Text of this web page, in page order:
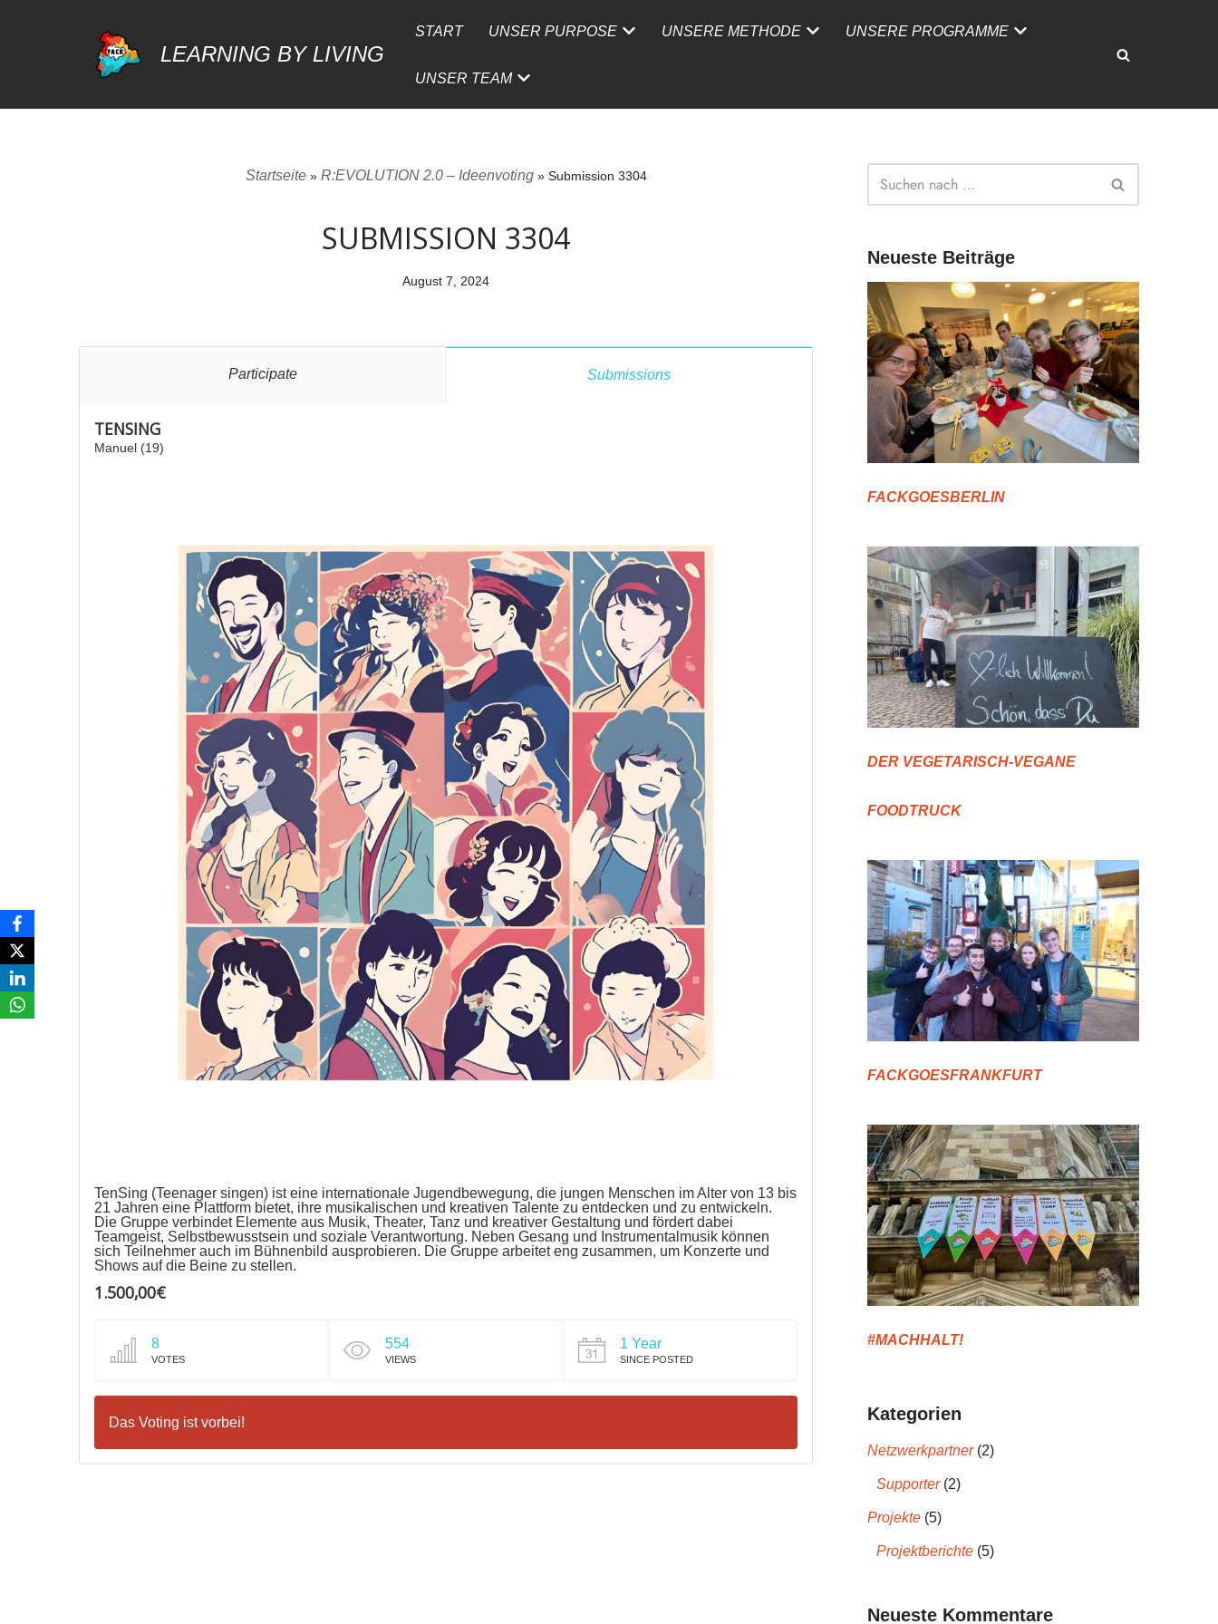
LEARNING BY LIVING
START UNSER PURPOSE UNSERE METHODE UNSERE PROGRAMME
UNSER TEAM
Startseite» R:EVOLUTION 2.0 – Ideenvoting» Submission 3304
SUBMISSION 3304
August 7, 2024
Participate Submissions
TENSING
Manuel (19)
TenSing (Teenager singen) ist eine internationale Jugendbewegung, die jungen Menschen im Alter von 13 bis
21 Jahren eine Plattform bietet, ihre musikalischen und kreativen Talente zu entdecken und zu entwickeln.
Die Gruppe verbindet Elemente aus Musik, Theater, Tanz und kreativer Gestaltung und fördert dabei
Teamgeist, Selbstbewusstsein und soziale Verantwortung. Neben Gesang und Instrumentalmusik können
sich Teilnehmer auch im Bühnenbild ausprobieren. Die Gruppe arbeitet eng zusammen, um Konzerte und
Shows auf die Beine zu stellen.
1.500,00€
8
VOTES
554
VIEWS
1 Year
SINCE POSTED
Das Voting ist vorbei!
Neueste Beiträge
FACKGOESBERLIN
DER VEGETARISCH-VEGANE
FOODTRUCK
FACKGOESFRANKFURT
#MACHHALT!
Kategorien
Netzwerkpartner(2)
Supporter(2)
Projekte (5)
Projektberichte (5)
Neueste Kommentare